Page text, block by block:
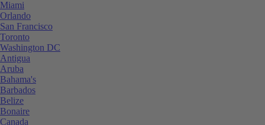
Miami
Orlando
San Francisco
Toronto
Washington DC
Antigua
Aruba
Bahama's
Barbados
Belize
Bonaire
Canada